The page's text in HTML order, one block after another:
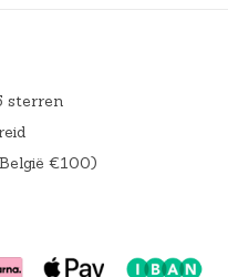
sterren
€100)